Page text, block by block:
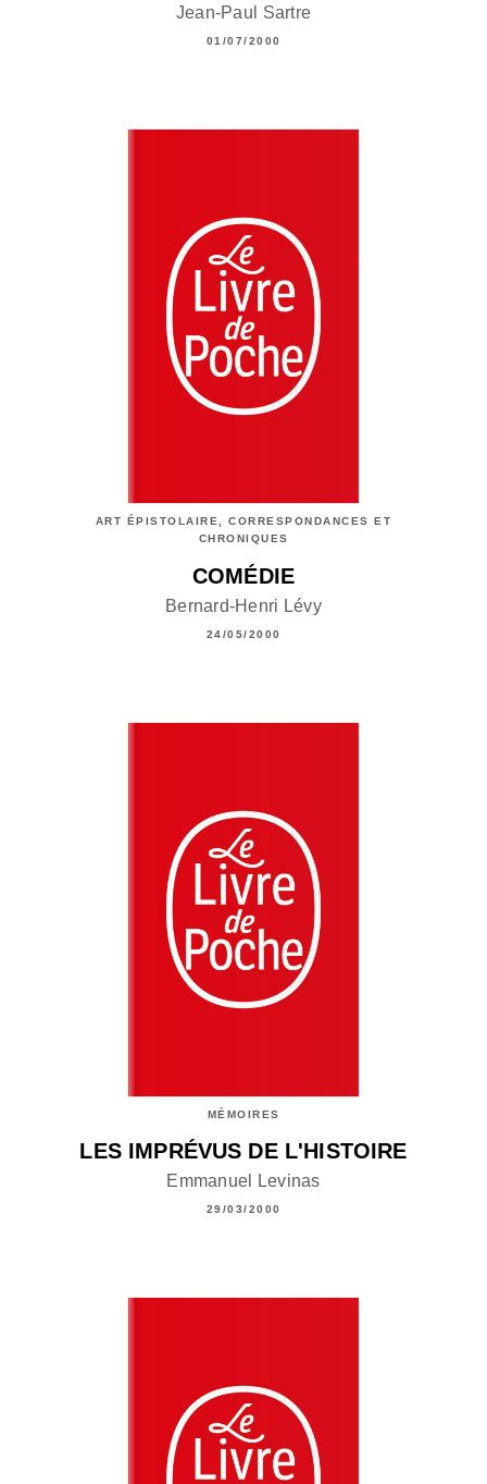
Jean-Paul Sartre
01/07/2000
ART ÉPISTOLAIRE, CORRESPONDANCES ET
CHRONIQUES
COMÉDIE
Bernard-Henri Lévy
24/05/2000
MÉMOIRES
LES IMPRÉVUS DE L'HISTOIRE
Emmanuel Levinas
29/03/2000